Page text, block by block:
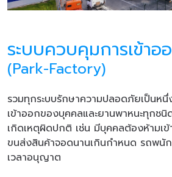
ระบบควบคุมการเข้าอ
(Park-Factory)
รวมทุกระบบรักษาความปลอดภัยเป็นห
เข้าออกของบุคคลและยานพาหนะทุกชนิ
เกิดเหตุผิดปกติ เช่น มีบุคคลต้องห้ามเข้
ขนส่งสินค้าจอดนานเกินกำหนด รถพนั
เวลาอนุญาต